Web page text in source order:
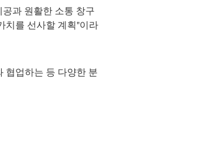
과 원활한 소통 창구
치를 선사할 계획"이라
협업하는 등 다양한 분